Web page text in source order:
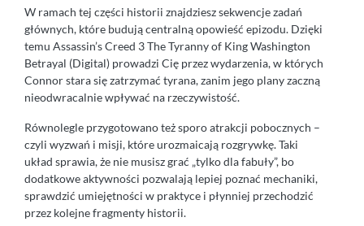
W ramach tej części historii znajdziesz sekwencje zadań
głównych, które budują centralną opowieść epizodu. Dzięki
temu Assassin’s Creed 3 The Tyranny of King Washington
Betrayal (Digital) prowadzi Cię przez wydarzenia, w których
Connor stara się zatrzymać tyrana, zanim jego plany zaczną
nieodwracalnie wpływać na rzeczywistość.
Równolegle przygotowano też sporo atrakcji pobocznych –
czyli wyzwań i misji, które urozmaicają rozgrywkę. Taki
układ sprawia, że nie musisz grać „tylko dla fabuły”, bo
dodatkowe aktywności pozwalają lepiej poznać mechaniki,
sprawdzić umiejętności w praktyce i płynniej przechodzić
przez kolejne fragmenty historii.